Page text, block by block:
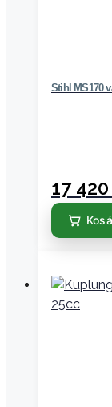
Stihl MS170
17 420